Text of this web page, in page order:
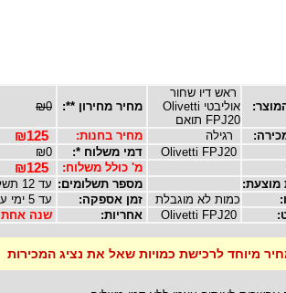
ראש דיו שחור
אוליבטי Olivetti
FPJ20 תואם
מחיר מחירון **: ₪0
רגילה מחיר בחנות:
דמי משלוח *:
מ' כולל משלוח:
מוצעת: מספר תשלומים: עד 12 תשלומים
כמות לא מוגבלת זמן אספקה:
עד 5 ימי עסקים
אחריות: שנה אחת
מיוחד לרכישת כמויות שאל את נציג המכירות